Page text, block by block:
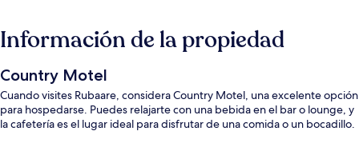
Información de la propiedad
Country Motel
Cuando visites Rubaare, considera Country Motel, una excelente opción
para hospedarse. Puedes relajarte con una bebida en el bar o lounge, y
la cafetería es el lugar ideal para disfrutar de una comida o un bocadillo.